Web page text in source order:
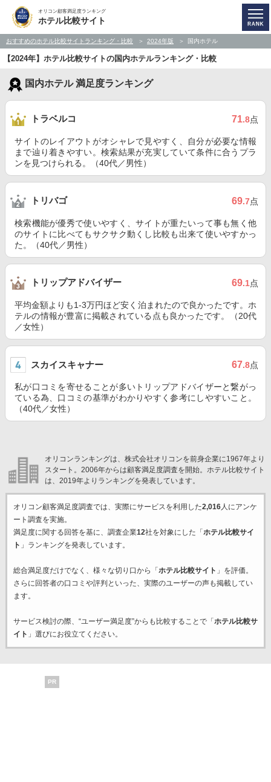
オリコン顧客満足度ランキング
ホテル比較サイト
おすすめのホテル比較サイトランキング・比較 2024年版 国内ホテル
【2024年】ホテル比較サイトの国内ホテルランキング・比較
国内ホテル 満足度ランキング
トラベルコ 71.8点
サイトのレイアウトがオシャレで見やすく、自分が必要な情報
まで辿り着きやすい。検索結果が充実していて条件に合うプラ
ンを見つけられる。（40代／男性）
トリバゴ 69.7点
検索機能が優秀で使いやすく、サイトが重たいって事も無く他
のサイトに比べてもサクサク動くし比較も出来て使いやすかっ
た。（40代／男性）
トリップアドバイザー 69.1点
平均金額よりも1-3万円ほど安く泊まれたので良かったです。ホ
テルの情報が豊富に掲載されている点も良かったです。（20代
／女性）
スカイスキャナー 67.8点
私が口コミを寄せることが多いトリップアドバイザーと繋がっ
ている為、口コミの基準がわかりやすく参考にしやすいこと。
（40代／女性）
オリコンランキングは、株式会社オリコンを前身企業に1967年より
スタート。2006年からは顧客満足度調査を開始。ホテル比較サイト
は、2019年よりランキングを発表しています。
オリコン顧客満足度調査では、実際にサービスを利用した2,016人にアンケ
ート調査を実施。
満足度に関する回答を基に、調査企業12社を対象にした「 ホテル比較サイ
ト 」ランキングを発表しています。
総合満足度だけでなく、様々な切り口から「 ホテル比較サイト 」を評価。
さらに回答者の口コミや評判といった、実際のユーザーの声も掲載してい
ます。
サービス検討の際、“ユーザー満足度”からも比較することで「 ホテル比較サ
イト 」選びにお役立てください。
PR